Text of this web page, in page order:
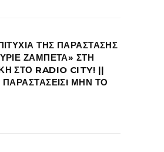
ΤΗΣ ΠΑΡΑΣΤΑΣΗΣ
ΖΑΜΠΕΤΑ» ΣΤΗ
ΣΤΟ RADIO CITY! ||
ΠΑΡΑΣΤΑΣΕΙΣ! ΜΗΝ ΤΟ